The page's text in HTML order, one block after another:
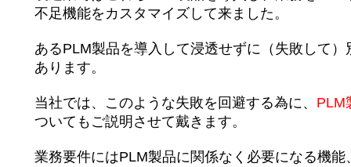
不足機能をカスタマイズして来ました。
あるPLM製品を導入して浸透せずに（失敗して）
あります。
当社では、このような失敗を回避する為に、 PLM
ついてもご説明させて戴きます。
業務要件にはPLM製品に関係なく必要になる機能